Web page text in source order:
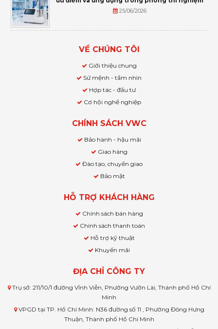
25/06/2026
VỀ CHÚNG TÔI
Giới thiệu chung
Sứ mệnh - tầm nhìn
Hợp tác - đầu tư
Cơ hội nghề nghiệp
CHÍNH SÁCH VWC
Bảo hành - hậu mãi
Giao hàng
Đào tạo, chuyển giao
Bảo mật
HỖ TRỢ KHÁCH HÀNG
Chính sách bán hàng
Chính sách thanh toán
Hỗ trợ kỹ thuật
Khuyến mãi
ĐỊA CHỈ CÔNG TY
Trụ sở: 211/10/1 đường Vĩnh Viễn, Phường Vườn Lài, Thành phố Hồ Chí
Minh
VPGD tại TP. Hồ Chí Minh: N36 đường số 11 , Phường Đông Hưng
Thuận, Thành phố Hồ Chí Minh